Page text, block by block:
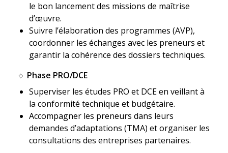
le bon lancement des missions de maîtrise
d’œuvre.
Suivre l’élaboration des programmes (AVP),
coordonner les échanges avec les preneurs et
garantir la cohérence des dossiers techniques.
🔹 Phase PRO/DCE
Superviser les études PRO et DCE en veillant à
la conformité technique et budgétaire.
Accompagner les preneurs dans leurs
demandes d’adaptations (TMA) et organiser les
consultations des entreprises partenaires.